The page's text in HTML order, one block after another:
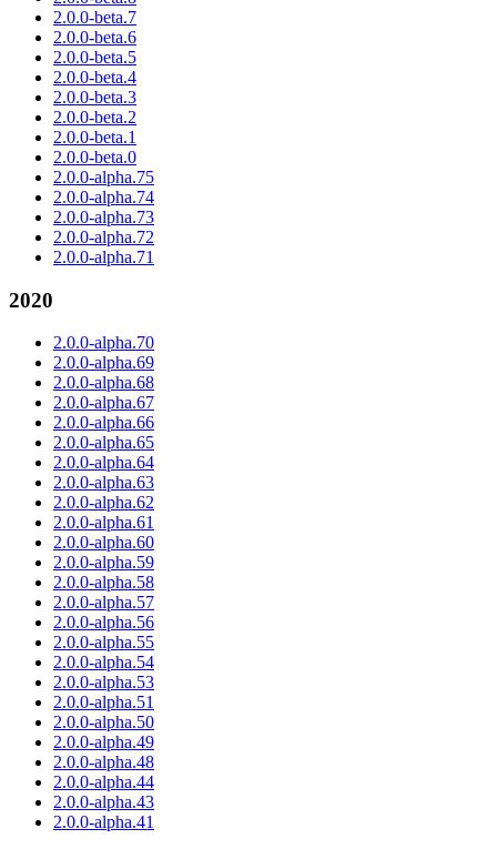
2.0.0-beta.7
2.0.0-beta.6
2.0.0-beta.5
2.0.0-beta.4
2.0.0-beta.3
2.0.0-beta.2
2.0.0-beta.1
2.0.0-beta.0
2.0.0-alpha.75
2.0.0-alpha.74
2.0.0-alpha.73
2.0.0-alpha.72
2.0.0-alpha.71
2020
2.0.0-alpha.70
2.0.0-alpha.69
2.0.0-alpha.68
2.0.0-alpha.67
2.0.0-alpha.66
2.0.0-alpha.65
2.0.0-alpha.64
2.0.0-alpha.63
2.0.0-alpha.62
2.0.0-alpha.61
2.0.0-alpha.60
2.0.0-alpha.59
2.0.0-alpha.58
2.0.0-alpha.57
2.0.0-alpha.56
2.0.0-alpha.55
2.0.0-alpha.54
2.0.0-alpha.53
2.0.0-alpha.51
2.0.0-alpha.50
2.0.0-alpha.49
2.0.0-alpha.48
2.0.0-alpha.44
2.0.0-alpha.43
2.0.0-alpha.41